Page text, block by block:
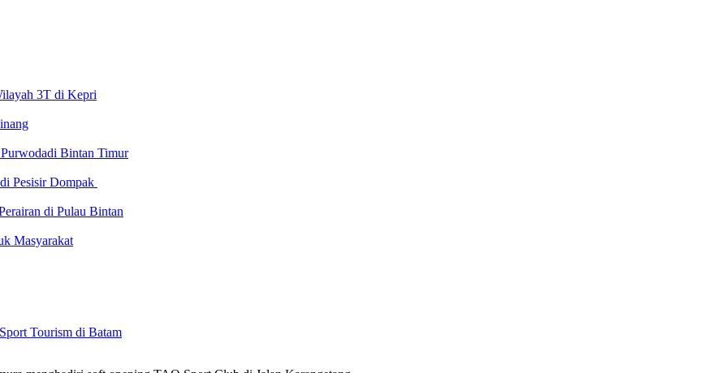
3T di Kepri
Bintan Timur
Pesisir Dompak
di Pulau Bintan
Masyarakat
Tourism di Batam